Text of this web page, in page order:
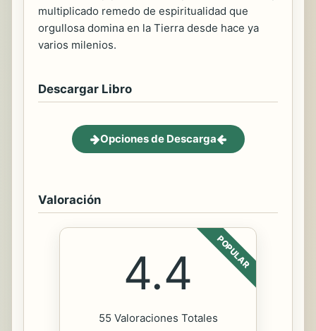
multiplicado remedo de espiritualidad que
orgullosa domina en la Tierra desde hace ya
varios milenios.
Descargar Libro
Opciones de Descarga
Valoración
POPULAR
4.4
55 Valoraciones Totales